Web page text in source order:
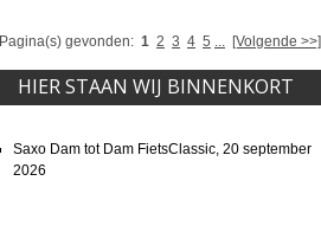
Pagina(s) gevonden: 1 2 3 4 5 ... [Volgende >>]
HIER STAAN WIJ BINNENKORT
Saxo Dam tot Dam FietsClassic, 20 september
2026